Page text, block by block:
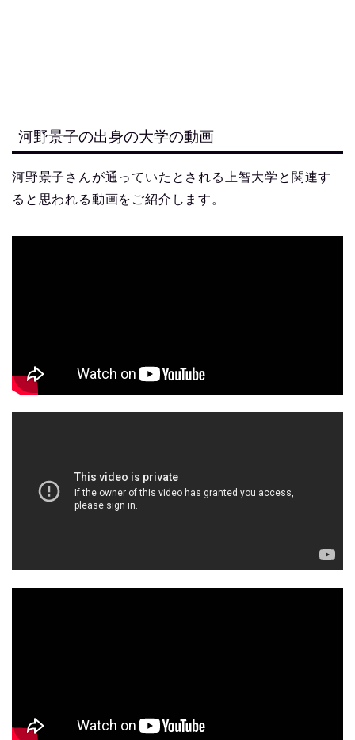
河野景子の出身の大学の動画
河野景子さんが通っていたとされる上智大学と関連す
ると思われる動画をご紹介します。